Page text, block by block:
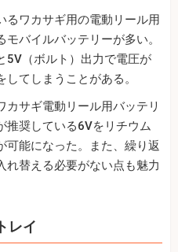
るワカサギ用の電動リール用
バイルバッテリーが多い。
5V（ボルト）出力で電圧が
てしまうことがある。
サギ電動リール用バッテリ
推奨している6Vをリチウム
可能になった。また、繰り返
れ替える必要がない点も魅力
レイ